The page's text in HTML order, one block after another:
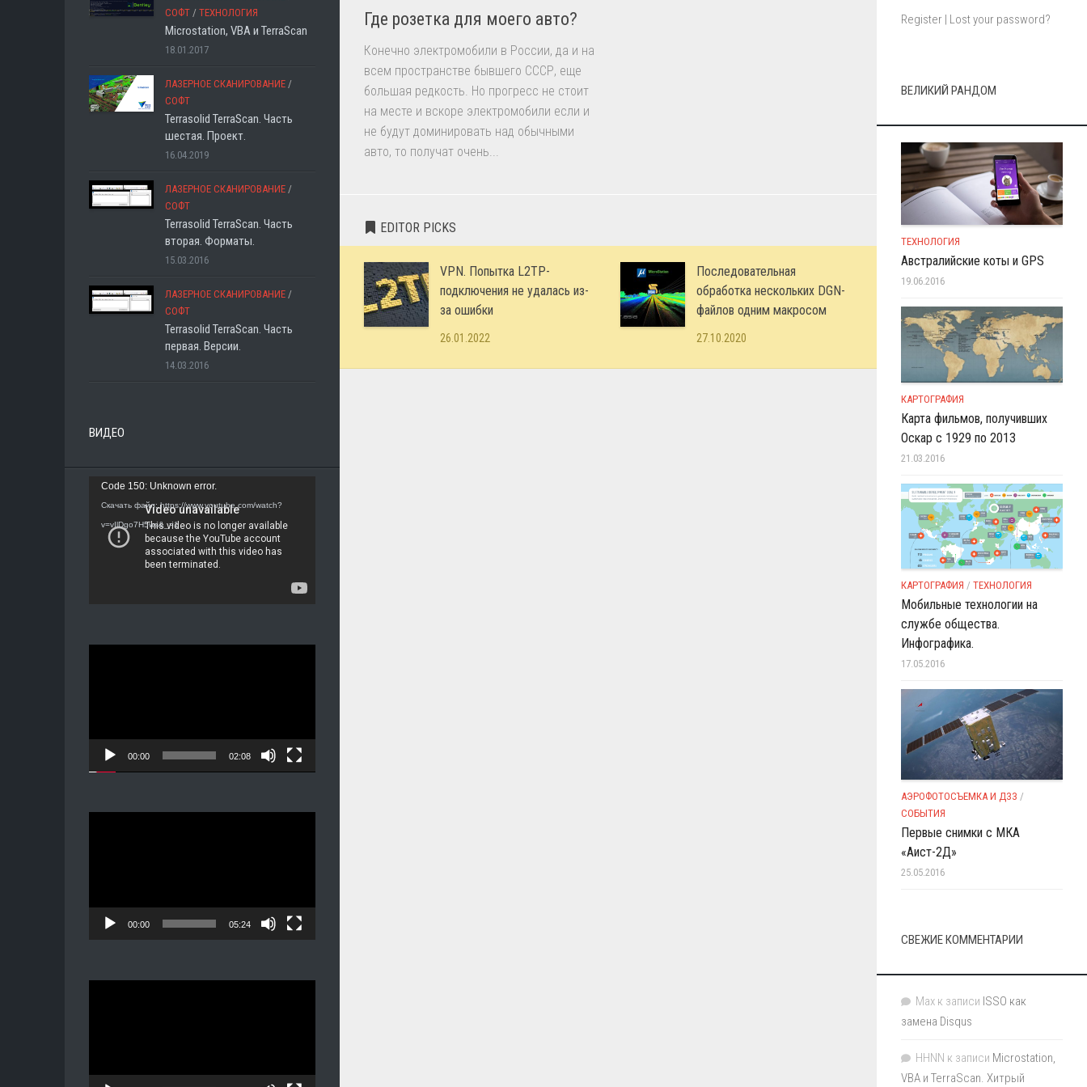
Где розетка для моего авто?
Конечно электромобили в России, да и на
всем пространстве бывшего СССР, еще
большая редкость. Но прогресс не стоит
на месте и вскоре электромобили если и
не будут доминировать над обычными
авто, то получат очень...
EDITOR PICKS
VPN. Попытка L2TP-
подключения не удалась из-
за ошибки
26.01.2022
Последовательная
обработка нескольких DGN-
файлов одним макросом
27.10.2020
СОФТ / ТЕХНОЛОГИЯ
Microstation, VBA и TerraScan
18.01.2017
ЛАЗЕРНОЕ СКАНИРОВАНИЕ /
СОФТ
Terrasolid TerraScan. Часть
шестая. Проект.
16.04.2019
ЛАЗЕРНОЕ СКАНИРОВАНИЕ /
СОФТ
Terrasolid TerraScan. Часть
вторая. Форматы.
15.03.2016
ЛАЗЕРНОЕ СКАНИРОВАНИЕ /
СОФТ
Terrasolid TerraScan. Часть
первая. Версии.
14.03.2016
ВИДЕО
Видеоплеер
Code 150: Unknown error.
Скачать файл: https://www.youtube.com/watch?
v=vIlDgo7H5ws&_=1
00:00 02:08
00:00 05:24
Register | Lost your password?
ВЕЛИКИЙ РАНДОМ
ТЕХНОЛОГИЯ
Австралийские коты и GPS
19.06.2016
КАРТОГРАФИЯ
Карта фильмов, получивших
Оскар с 1929 по 2013
21.03.2016
КАРТОГРАФИЯ / ТЕХНОЛОГИЯ
Мобильные технологии на
службе общества.
Инфографика.
17.05.2016
АЭРОФОТОСЪЕМКА И ДЗЗ /
СОБЫТИЯ
Первые снимки с МКА
«Аист-2Д»
25.05.2016
СВЕЖИЕ КОММЕНТАРИИ
Max к записи ISSO как
замена Disqus
HHNN к записи Microstation,
VBA и TerraScan. Хитрый